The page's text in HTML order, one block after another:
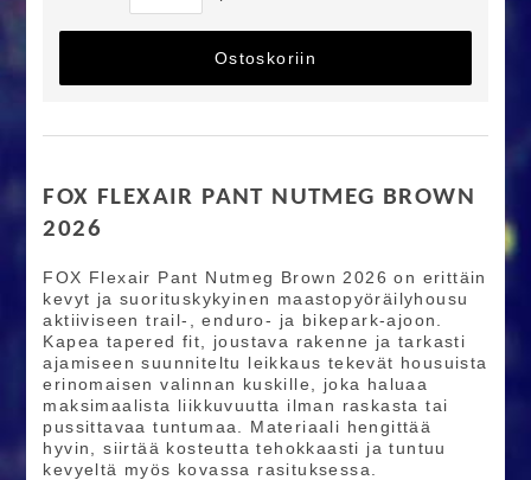
Ostoskoriin
FOX FLEXAIR PANT NUTMEG BROWN
2026
FOX Flexair Pant Nutmeg Brown 2026 on erittäin
kevyt ja suorituskykyinen maastopyöräilyhousu
aktiiviseen trail-, enduro- ja bikepark-ajoon.
Kapea tapered fit, joustava rakenne ja tarkasti
ajamiseen suunniteltu leikkaus tekevät housuista
erinomaisen valinnan kuskille, joka haluaa
maksimaalista liikkuvuutta ilman raskasta tai
pussittavaa tuntumaa. Materiaali hengittää
hyvin, siirtää kosteutta tehokkaasti ja tuntuu
kevyeltä myös kovassa rasituksessa.